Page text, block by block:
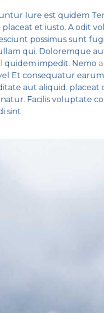
Iure est quidem
et iusto. A odit
possimus sunt
qui. Doloremque
quidem impedit. Nemo
Et consequatur
aut aliquid. placeat
Facilis voluptate
sint